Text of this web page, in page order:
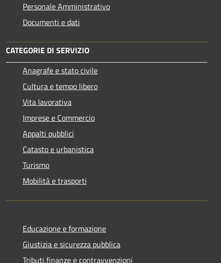
Personale Amministrativo
Documenti e dati
CATEGORIE DI SERVIZIO
Anagrafe e stato civile
Cultura e tempo libero
Vita lavorativa
Imprese e Commercio
Appalti pubblici
Catasto e urbanistica
Turismo
Mobilità e trasporti
Educazione e formazione
Giustizia e sicurezza pubblica
Tributi,finanze e contravvenzioni